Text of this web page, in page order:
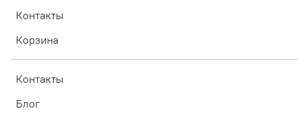
Контакты
Корзина
Контакты
Блог